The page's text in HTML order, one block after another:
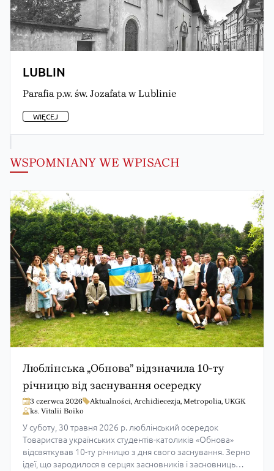
CHEŁM
Parafia p.w. św. Mikołaja Cudotwórcy w Chełmie
WIĘCEJ
WSPOMNIANY WE WPISACH
Люблінські обновляни представили
театралізоване дійство «Омелян Ковч»
26 maja 2026
«Світло світить у темряві, і темрява не поглинула Його» Ів.
1, 5 В неділю, 24 травня 2026 р. Люблінське Товариство
українських студентів-католиків «Обнова» в церкві свщмч.
Йосафа представило виставу «Омелян Ковч». В день,